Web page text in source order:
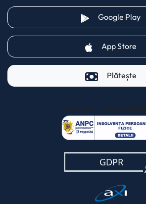
Google Play
App Store
Plătește
Pentru clienții AXI